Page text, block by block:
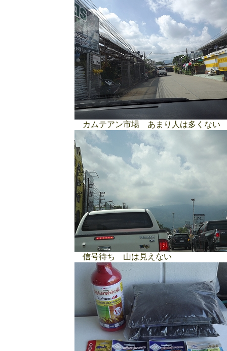
カムテアン市場 あまり人は多くない
信号待ち 山は見えない